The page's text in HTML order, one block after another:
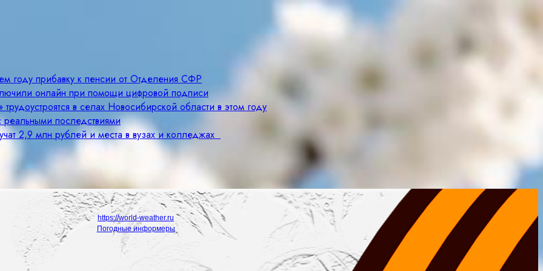
году прибавку к пенсии от Отделения СФР
онлайн при помощи цифровой подписи
в селах Новосибирской области в этом году
последствиями
2,9 млн рублей и места в вузах и колледжах
https://world-weather.ru
Погодные информеры